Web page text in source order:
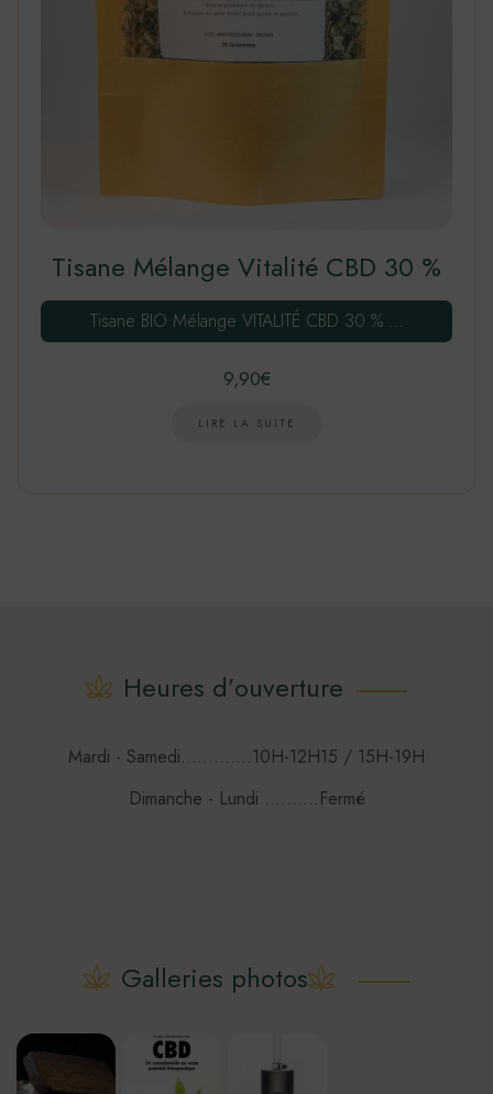
Tisane Mélange Vitalité CBD 30 %
Tisane BIO Mélange VITALITÉ CBD 30 % …
9,90€
LIRE LA SUITE
Heures d’ouverture
Mardi - Samedi.............10H-12H15 / 15H-19H
Dimanche - Lundi ..........Fermé
Galleries photos